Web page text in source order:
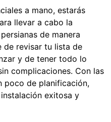
a mano, estarás
llevar a cabo la
de manera
de revisar tu lista de
y de tener todo lo
complicaciones. Con las
poco de planificación,
exitosa y